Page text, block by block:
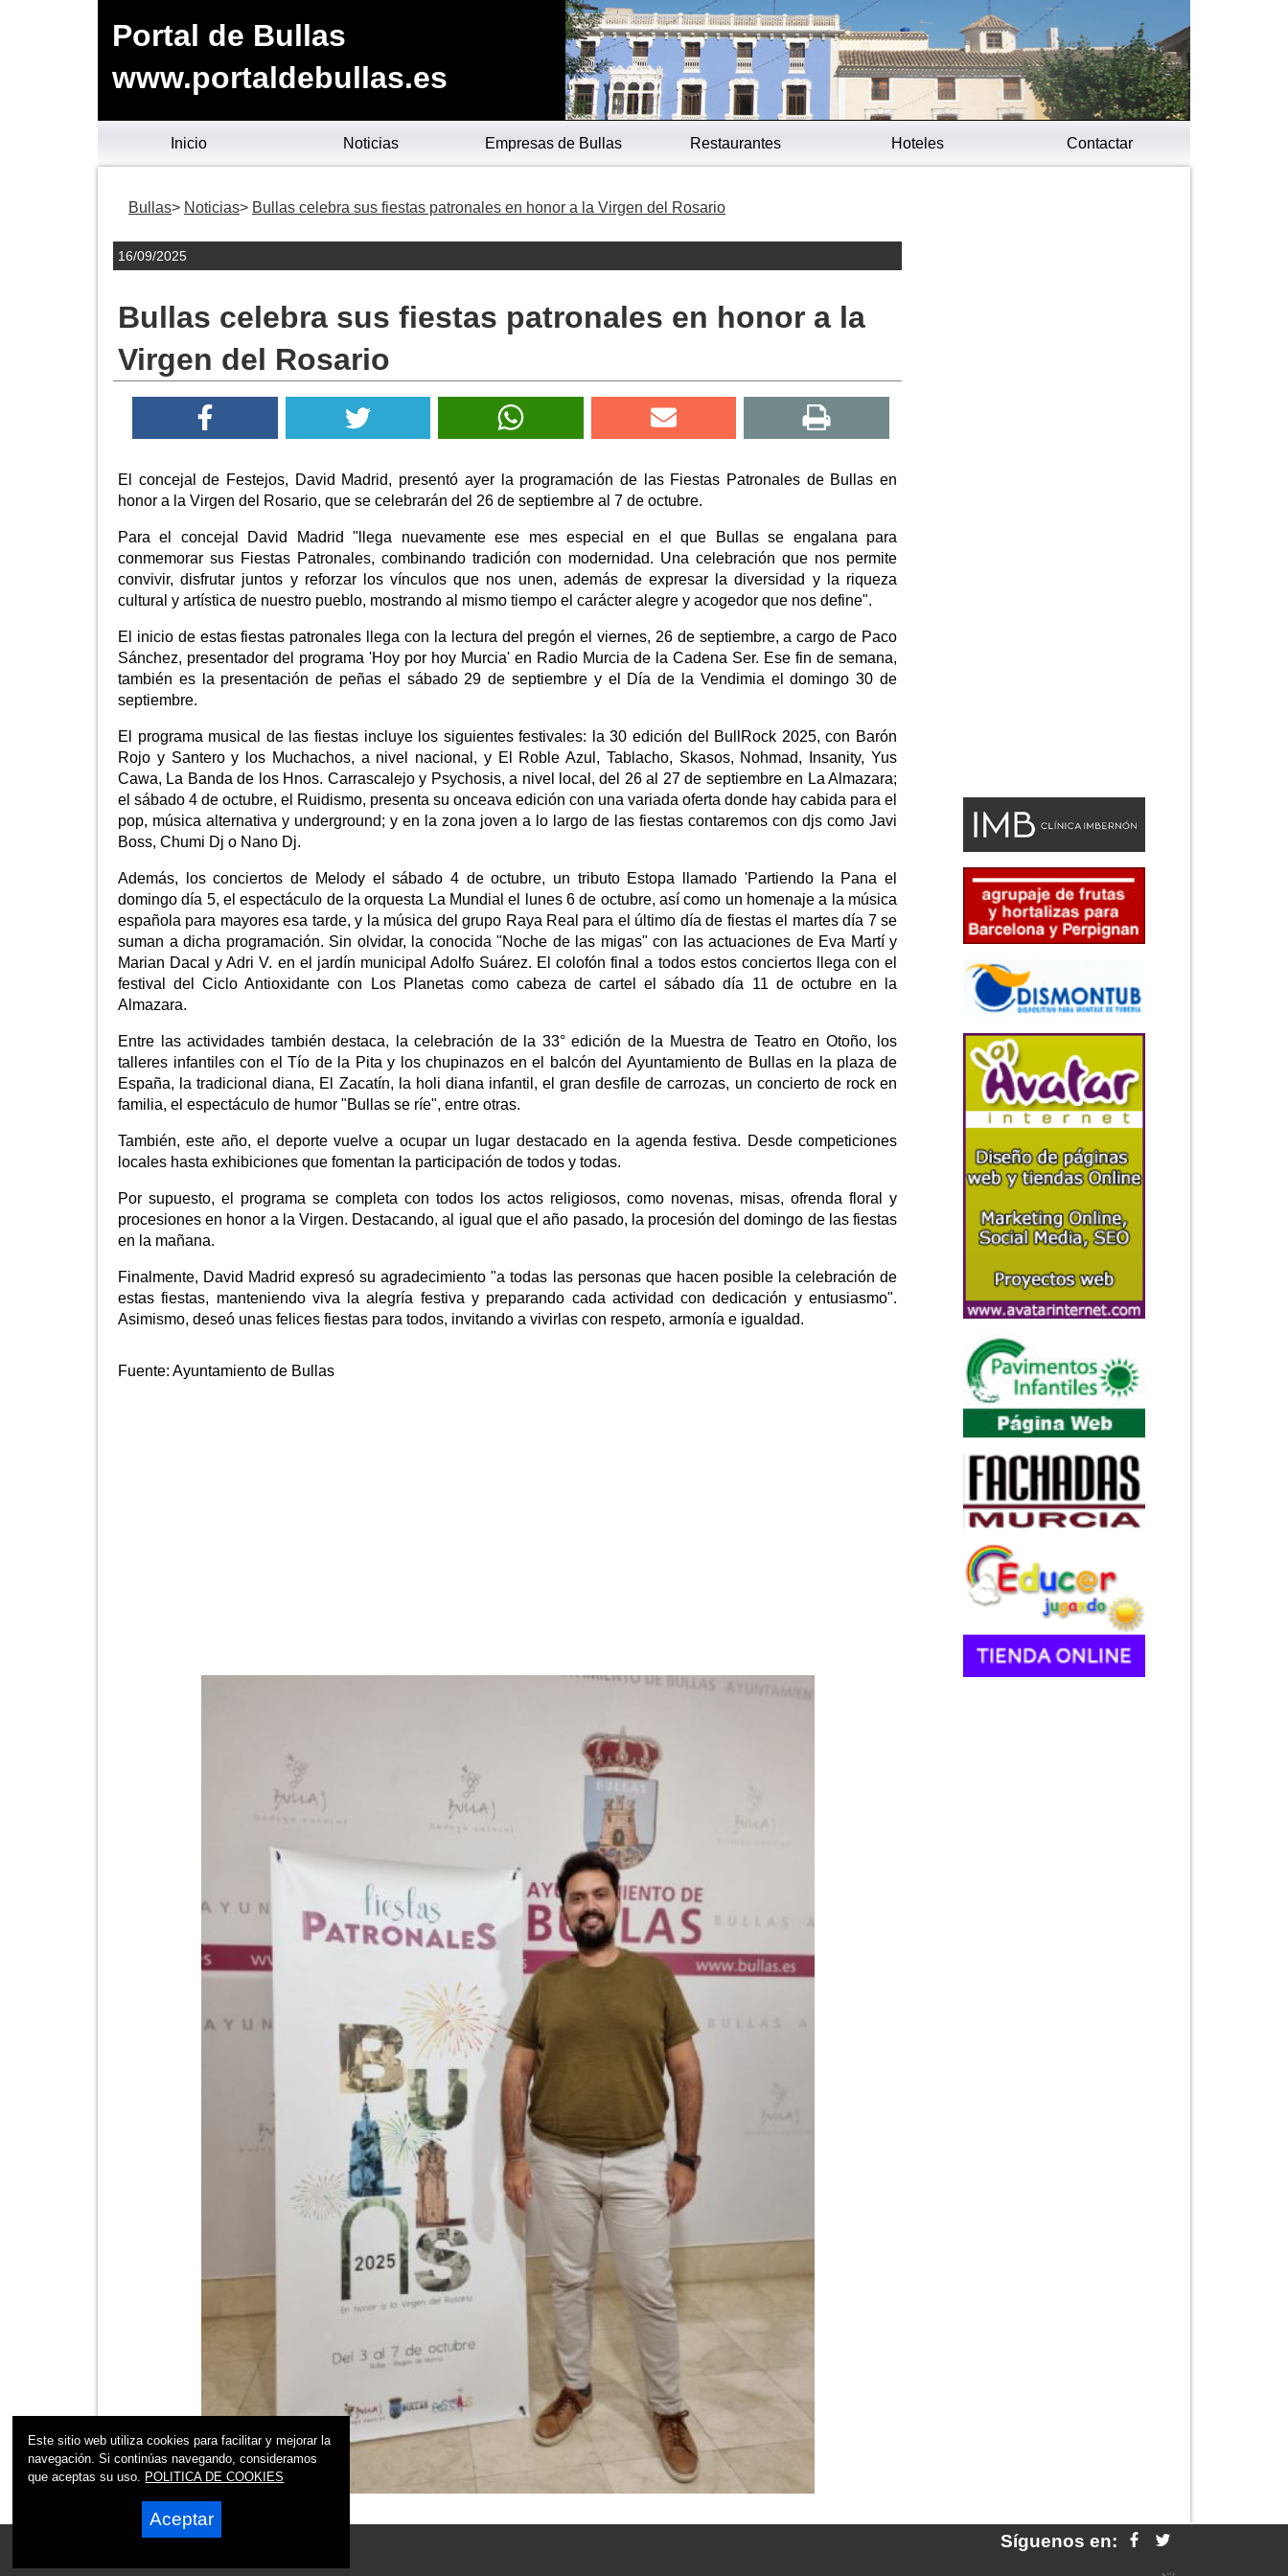
Portal de Bullas
www.portaldebullas.es
Inicio Noticias Empresas de Bullas Restaurantes Hoteles Contactar
Bullas Noticias Bullas celebra sus fiestas patronales en honor a la Virgen del Rosario
16/09/2025
Bullas celebra sus fiestas patronales en honor a la
Virgen del Rosario
El concejal de Festejos, David Madrid, presentó ayer la programación de las Fiestas Patronales de Bullas en
honor a la Virgen del Rosario, que se celebrarán del 26 de septiembre al 7 de octubre.
Para el concejal David Madrid "llega nuevamente ese mes especial en el que Bullas se engalana para
conmemorar sus Fiestas Patronales, combinando tradición con modernidad. Una celebración que nos permite
convivir, disfrutar juntos y reforzar los vínculos que nos unen, además de expresar la diversidad y la riqueza
cultural y artística de nuestro pueblo, mostrando al mismo tiempo el carácter alegre y acogedor que nos define".
El inicio de estas fiestas patronales llega con la lectura del pregón el viernes, 26 de septiembre, a cargo de Paco
Sánchez, presentador del programa 'Hoy por hoy Murcia' en Radio Murcia de la Cadena Ser. Ese fin de semana,
también es la presentación de peñas el sábado 29 de septiembre y el Día de la Vendimia el domingo 30 de
septiembre.
El programa musical de las fiestas incluye los siguientes festivales: la 30 edición del BullRock 2025, con Barón
Rojo y Santero y los Muchachos, a nivel nacional, y El Roble Azul, Tablacho, Skasos, Nohmad, Insanity, Yus
Cawa, La Banda de los Hnos. Carrascalejo y Psychosis, a nivel local, del 26 al 27 de septiembre en La Almazara;
el sábado 4 de octubre, el Ruidismo, presenta su onceava edición con una variada oferta donde hay cabida para el
pop, música alternativa y underground; y en la zona joven a lo largo de las fiestas contaremos con djs como Javi
Boss, Chumi Dj o Nano Dj.
Además, los conciertos de Melody el sábado 4 de octubre, un tributo Estopa llamado 'Partiendo la Pana el
domingo día 5, el espectáculo de la orquesta La Mundial el lunes 6 de octubre, así como un homenaje a la música
española para mayores esa tarde, y la música del grupo Raya Real para el último día de fiestas el martes día 7 se
suman a dicha programación. Sin olvidar, la conocida "Noche de las migas" con las actuaciones de Eva Martí y
Marian Dacal y Adri V. en el jardín municipal Adolfo Suárez. El colofón final a todos estos conciertos llega con el
festival del Ciclo Antioxidante con Los Planetas como cabeza de cartel el sábado día 11 de octubre en la
Almazara.
Entre las actividades también destaca, la celebración de la 33° edición de la Muestra de Teatro en Otoño, los
talleres infantiles con el Tío de la Pita y los chupinazos en el balcón del Ayuntamiento de Bullas en la plaza de
España, la tradicional diana, El Zacatín, la holi diana infantil, el gran desfile de carrozas, un concierto de rock en
familia, el espectáculo de humor "Bullas se ríe", entre otras.
También, este año, el deporte vuelve a ocupar un lugar destacado en la agenda festiva. Desde competiciones
locales hasta exhibiciones que fomentan la participación de todos y todas.
Por supuesto, el programa se completa con todos los actos religiosos, como novenas, misas, ofrenda floral y
procesiones en honor a la Virgen. Destacando, al igual que el año pasado, la procesión del domingo de las fiestas
en la mañana.
Finalmente, David Madrid expresó su agradecimiento "a todas las personas que hacen posible la celebración de
estas fiestas, manteniendo viva la alegría festiva y preparando cada actividad con dedicación y entusiasmo".
Asimismo, deseó unas felices fiestas para todos, invitando a vivirlas con respeto, armonía e igualdad.
Fuente: Ayuntamiento de Bullas
Síguenos en:
Este sitio web utiliza cookies para facilitar y mejorar la
navegación. Si continúas navegando, consideramos
que aceptas su uso. POLITICA DE COOKIES
Aceptar